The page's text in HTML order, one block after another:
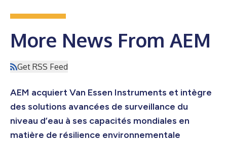
More News From AEM
Get RSS Feed
AEM acquiert Van Essen Instruments et intègre
des solutions avancées de surveillance du
niveau d’eau à ses capacités mondiales en
matière de résilience environnementale